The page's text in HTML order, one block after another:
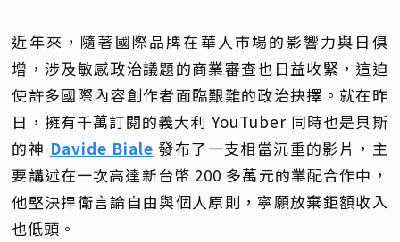
近年來，隨著國際品牌在華人市場的影響力與日俱
增，涉及敏感政治議題的商業審查也日益收緊，這迫
使許多國際內容創作者面臨艱難的政治抉擇。就在昨
日，擁有千萬訂閱的義大利 YouTuber 同時也是貝斯
的神 Davide Biale 發布了一支相當沉重的影片，主
要講述在一次高達新台幣 200 多萬元的業配合作中，
他堅決捍衛言論自由與個人原則，寧願放棄鉅額收入
也低頭。